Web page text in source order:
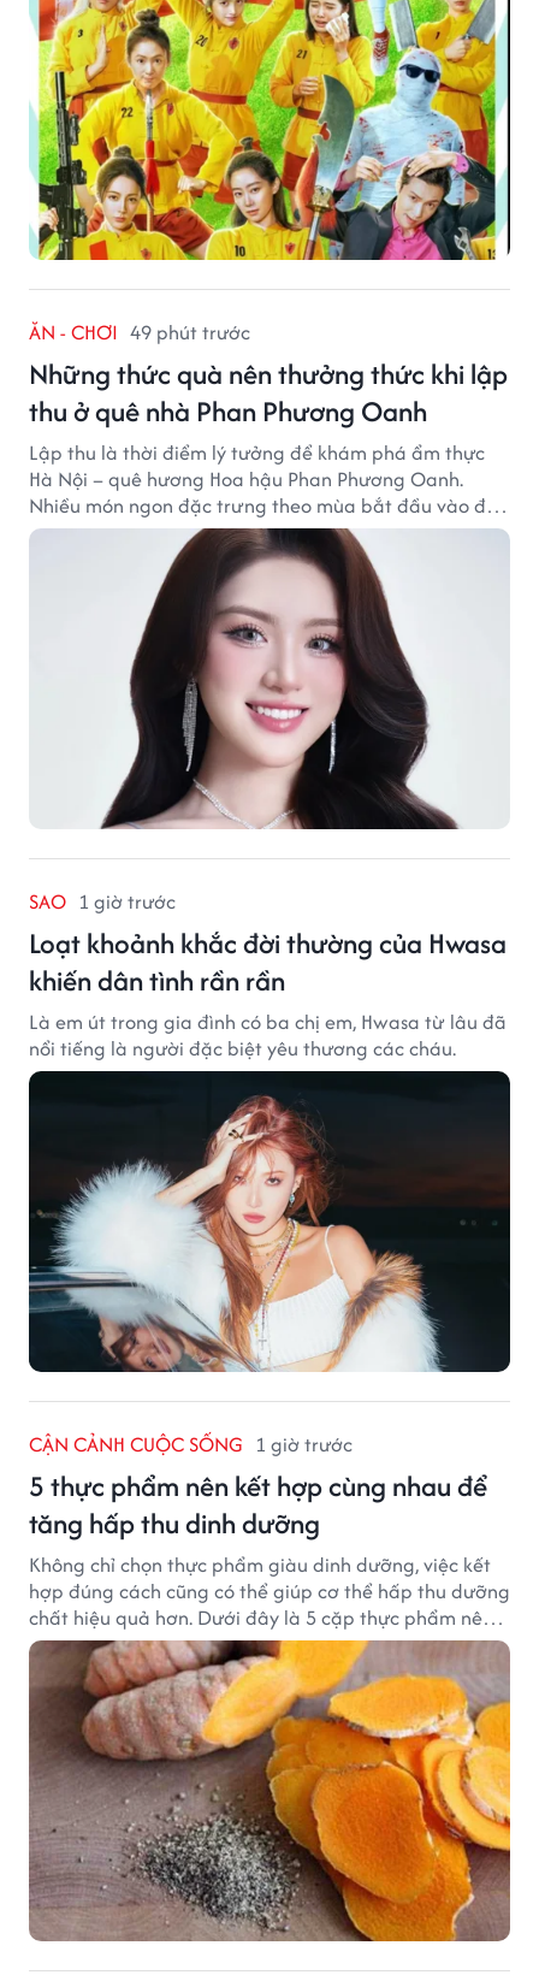
ĂN - CHƠI 49 phút trước
Những thức quà nên thưởng thức khi lập
thu ở quê nhà Phan Phương Oanh
Lập thu là thời điểm lý tưởng để khám phá ẩm thực
Hà Nội – quê hương Hoa hậu Phan Phương Oanh.
Nhiều món ngon đặc trưng theo mùa bắt đầu vào độ
hấp dẫn, níu chân thực khách gần xa.
SAO 1 giờ trước
Loạt khoảnh khắc đời thường của Hwasa
khiến dân tình rần rần
Là em út trong gia đình có ba chị em, Hwasa từ lâu đã
nổi tiếng là người đặc biệt yêu thương các cháu.
CẬN CẢNH CUỘC SỐNG 1 giờ trước
5 thực phẩm nên kết hợp cùng nhau để
tăng hấp thu dinh dưỡng
Không chỉ chọn thực phẩm giàu dinh dưỡng, việc kết
hợp đúng cách cũng có thể giúp cơ thể hấp thu dưỡng
chất hiệu quả hơn. Dưới đây là 5 cặp thực phẩm nên
ăn cùng nhau để tối ưu giá trị dinh dưỡng.